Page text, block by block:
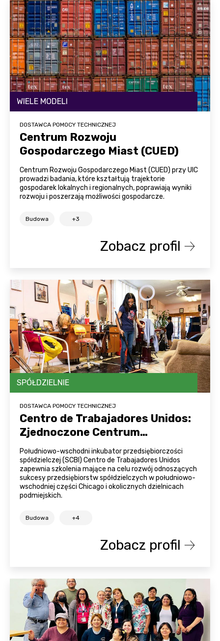
WIELE MODELI
DOSTAWCA POMOCY TECHNICZNEJ
Centrum Rozwoju
Gospodarczego Miast (CUED)
Centrum Rozwoju Gospodarczego Miast (CUED) przy UIC
prowadzi badania, które kształtują trajektorie
gospodarek lokalnych i regionalnych, poprawiają wyniki
rozwoju i poszerzają możliwości gospodarcze.
Budowa +3
Zobacz profil
SPÓŁDZIELNIE
DOSTAWCA POMOCY TECHNICZNEJ
Centro de Trabajadores Unidos:
Zjednoczone Centrum
Pracowników
Południowo-wschodni inkubator przedsiębiorczości
spółdzielczej (SCBI) Centro de Trabajadores Unidos
zapewnia szkolenia mające na celu rozwój odnoszących
sukcesy przedsiębiorstw spółdzielczych w południowo-
wschodniej części Chicago i okolicznych dzielnicach
podmiejskich.
Budowa +4
Zobacz profil